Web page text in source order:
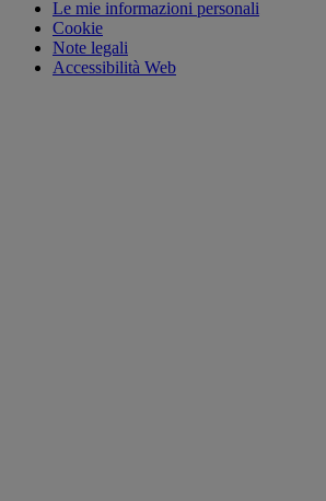
Le mie informazioni personali
Cookie
Note legali
Accessibilità Web